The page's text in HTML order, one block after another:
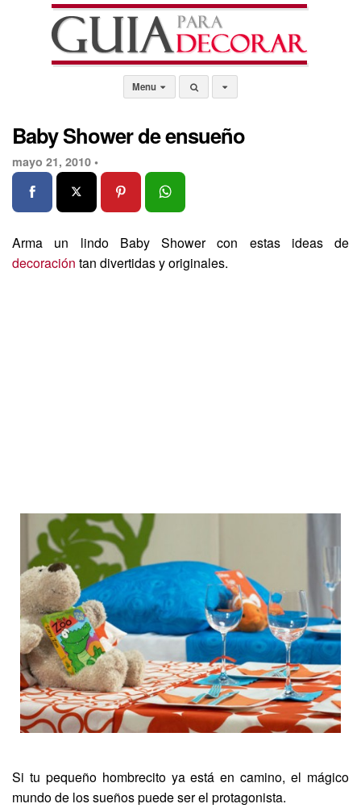
Menu
Baby Shower de ensueño
mayo 21, 2010 •
Arma un lindo Baby Shower con estas ideas de
decoración tan divertidas y originales.
Si tu pequeño hombrecito ya está en camino, el mágico
mundo de los sueños puede ser el protagonista.